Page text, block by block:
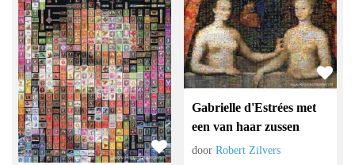
Gabrielle d'Estrées met
een van haar zussen
doorRobert Zilvers